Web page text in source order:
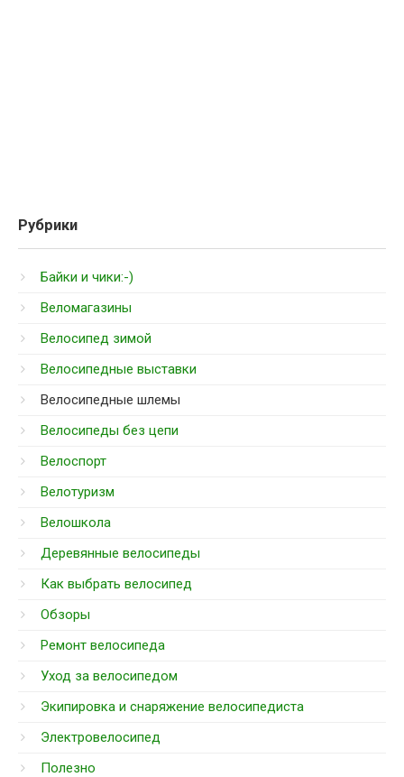
Рубрики
Байки и чики:-)
Веломагазины
Велосипед зимой
Велосипедные выставки
Велосипедные шлемы
Велосипеды без цепи
Велоспорт
Велотуризм
Велошкола
Деревянные велосипеды
Как выбрать велосипед
Обзоры
Ремонт велосипеда
Уход за велосипедом
Экипировка и снаряжение велосипедиста
Электровелосипед
Полезно